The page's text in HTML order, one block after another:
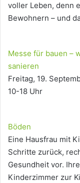
voller Leben, denn
Bewohnern – und
Messe für bauen –
sanieren
Freitag, 19.
10-18 Uhr
Böden
Eine Hausfrau mit
Schritte zurück,
Gesundheit vor.
Kinderzimmer zur